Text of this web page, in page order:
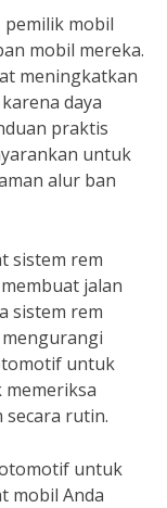
mobil
mobil mereka.
meningkatkan
daya
praktis
untuk
alur ban
sistem rem
jalan
sistem rem
untuk
secara rutin.
untuk
mobil Anda